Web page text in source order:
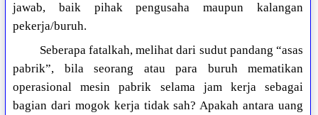
jawab, baik pihak pengusaha maupun kalangan
pekerja/buruh.
Seberapa fatalkah, melihat dari sudut pandang “asas
pabrik”, bila seorang atau para buruh mematikan
operasional mesin pabrik selama jam kerja sebagai
bagian dari mogok kerja tidak sah? Apakah antara uang